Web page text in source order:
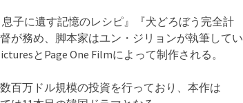
子に遺す記憶のレシピ』『犬どろぼう完全計
が務め、脚本家はユン・ジリョンが執筆してい
とPage One Filmによって制作される。
百万ドル規模の投資を行っており、本作は